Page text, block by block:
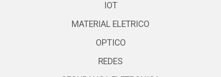
IOT
MATERIAL ELETRICO
OPTICO
REDES